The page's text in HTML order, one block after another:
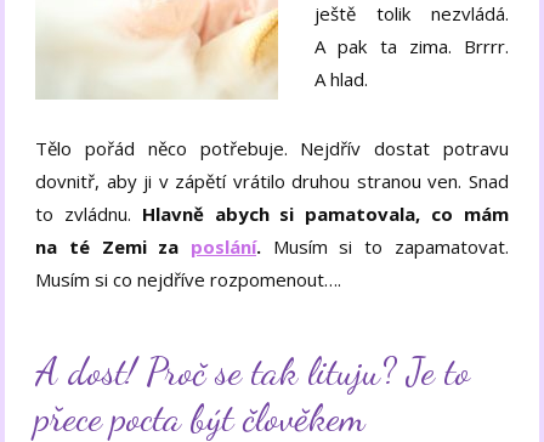
ještě tolik nezvládá.
A pak ta zima. Brrrr.
A hlad.
Tělo pořád něco potřebuje. Nejdřív dostat potravu
dovnitř, aby ji v zápětí vrátilo druhou stranou ven. Snad
to zvládnu. Hlavně abych si pamatovala, co mám
na té Zemi za poslání. Musím si to zapamatovat.
Musím si co nejdříve rozpomenout….
A dost! Proč se tak lituju? Je to
přece pocta být člověkem